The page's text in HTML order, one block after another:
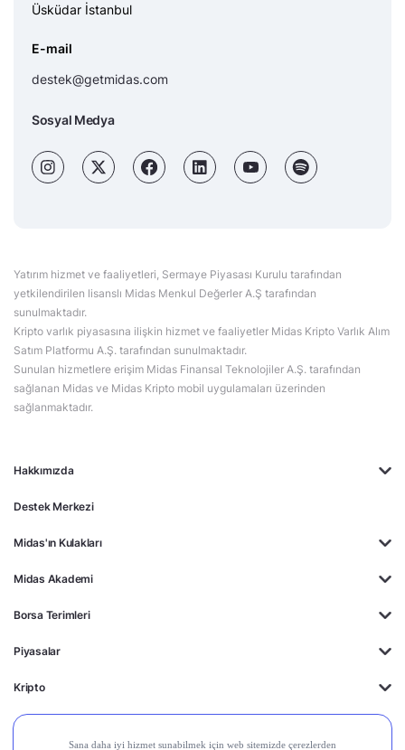
Hakkımızda
Destek Merkezi
Midas'ın Kulakları
Midas Akademi
Borsa Terimleri
Piyasalar
Kripto
Ayrıcalıklar
Üsküdar İstanbul
E-mail
destek@getmidas.com
Sosyal Medya
Yatırım hizmet ve faaliyetleri, Sermaye Piyasası Kurulu tarafından
yetkilendirilen lisanslı Midas Menkul Değerler A.Ş tarafından
sunulmaktadır.
Kripto varlık piyasasına ilişkin hizmet ve faaliyetler Midas Kripto Varlık Alım
Satım Platformu A.Ş. tarafından sunulmaktadır.
Sunulan hizmetlere erişim Midas Finansal Teknolojiler A.Ş. tarafından
sağlanan Midas ve Midas Kripto mobil uygulamaları üzerinden
sağlanmaktadır.